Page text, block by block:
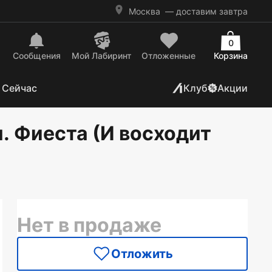
Москва — доставим завтра
Сообщения Mой Лабиринт Отложенные Корзина
0
Клуб Акции
Фиеста (И восходит
Нет в продаже
Отложить